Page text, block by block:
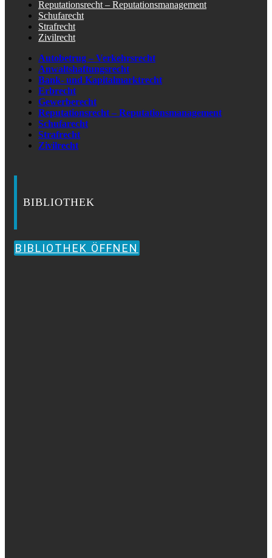
Reputationsrecht – Reputationsmanagement
Schufarecht
Strafrecht
Zivilrecht
Autobetrug – Verkehrsrecht
Anwaltshaftungsrecht
Bank- und Kapitalmarktrecht
Erbrecht
Gewerberecht
Reputationsrecht – Reputationsmanagement
Schufarecht
Strafrecht
Zivilrecht
BIBLIOTHEK
BIBLIOTHEK ÖFFNEN